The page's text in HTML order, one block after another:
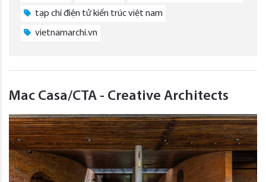
tạp chí điện tử kiến trúc việt nam
vietnamarchi.vn
Mac Casa/CTA - Creative Architects